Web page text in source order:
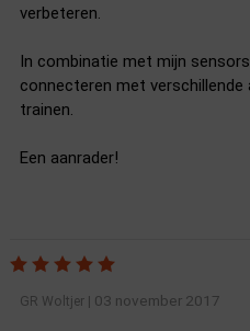
verbeteren.
In combinatie met mijn
connecteren met
trainen.
Een aanrader!
GR Woltjer| 03 november 2017